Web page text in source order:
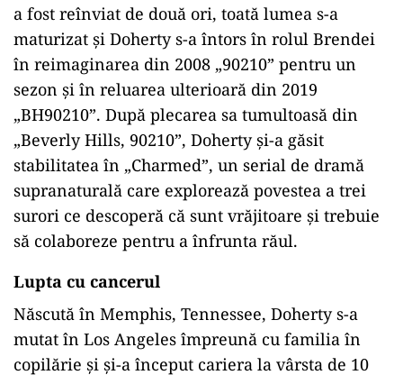
a fost reînviat de două ori, toată lumea s-a
maturizat și Doherty s-a întors în rolul Brendei
în reimaginarea din 2008 „90210” pentru un
sezon și în reluarea ulterioară din 2019
„BH90210”. După plecarea sa tumultoasă din
„Beverly Hills, 90210”, Doherty și-a găsit
stabilitatea în „Charmed”, un serial de dramă
supranaturală care explorează povestea a trei
surori ce descoperă că sunt vrăjitoare și trebuie
să colaboreze pentru a înfrunta răul.